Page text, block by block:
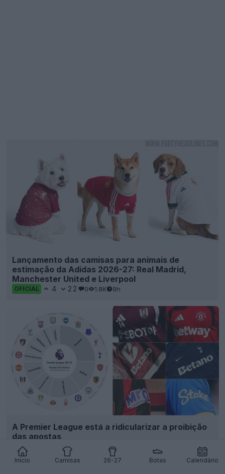
Início Camisas 26-27 Botas Calendário
Lançamento das camisas para animais de
estimação da Adidas 2026-27: Real Madrid,
Manchester United e Liverpool
OFICIAL 4 22 0 1.8K 9h
A Premier League está a ridicularizar a proibição
das apostas
2 1.2K